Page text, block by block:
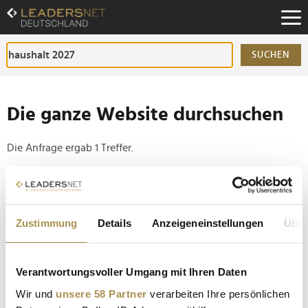
Zustimmung Details Anzeigeneinstellungen
Verantwortungsvoller Umgang mit Ihren Daten
Wir und unsere 58 Partner verarbeiten Ihre persönlichen
Zum
Inhalt
Zur
Fußzeilen-
Navigation
SUCHEN
Die ganze Website durchsuchen
Die Anfrage ergab 1 Treffer.
Tipp
Setzen Sie die gesuchten Wörter zwischen
Anführungszeichen: zb "Vorname Nachname".
Krypto-Steuer 2027: Bundesregierung plant das
Ende der steuerfreien Haltefrist